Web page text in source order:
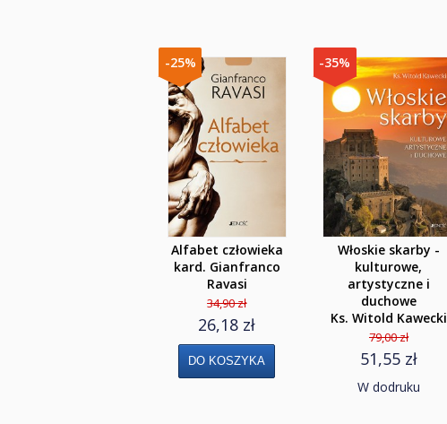
-25%
Alfabet człowieka
kard. Gianfranco
Ravasi
34,90 zł
26,18 zł
-35%
Włoskie skarby -
kulturowe,
artystyczne i
duchowe
Ks. Witold Kawecki
79,00 zł
51,55 zł
W dodruku